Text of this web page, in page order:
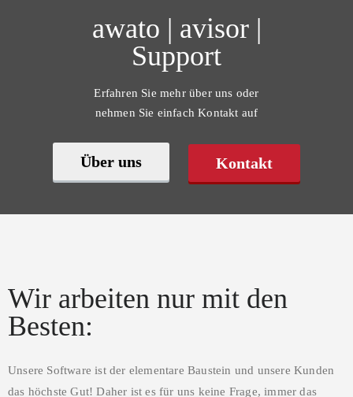
awato | avisor |
Support
Erfahren Sie mehr über uns oder
nehmen Sie einfach Kontakt auf
Über uns Kontakt
Wir arbeiten nur mit den
Besten:
Unsere Software ist der elementare Baustein und unsere Kunden
das höchste Gut! Daher ist es für uns keine Frage, immer das